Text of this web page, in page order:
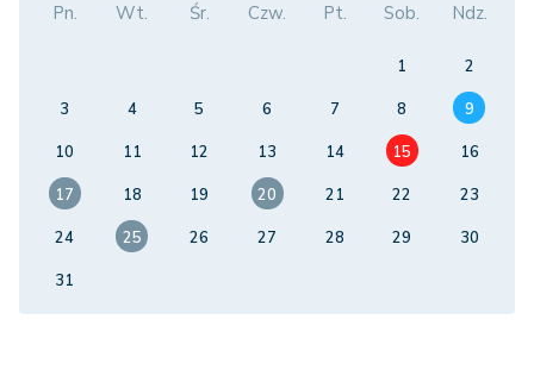
Pn. Wt. Śr. Czw. Pt. Sob. Ndz.
1
2
3
4 5 6 7 8
9
10
11 12 13 14 15
16
17
18 19 20 21 22
23
24
25 26 27 28 29
30
31